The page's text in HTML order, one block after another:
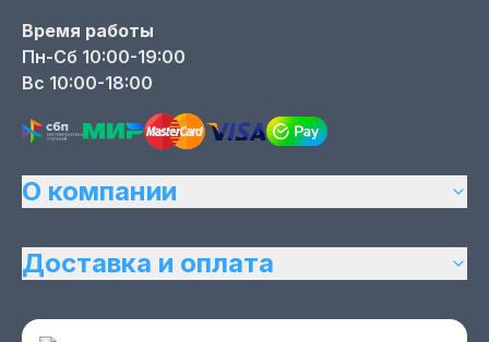
Время работы
Пн-Сб 10:00-19:00
Вс 10:00-18:00
О компании
Доставка и оплата